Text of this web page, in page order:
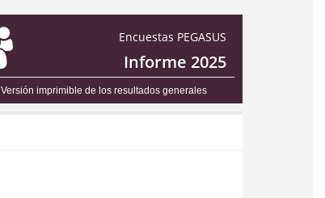
Encuestas PEGASUS
Informe 2025
Versión imprimible de los resultados generales